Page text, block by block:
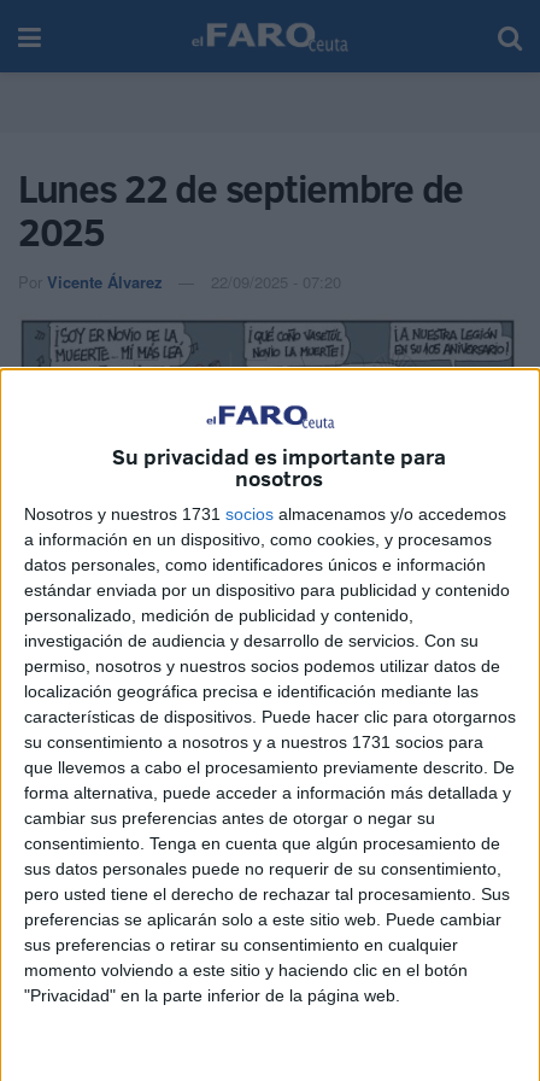
Su privacidad es importante para
nosotros
Nosotros y nuestros 1731 socios almacenamos y/o accedemos
a información en un dispositivo, como cookies, y procesamos
datos personales, como identificadores únicos e información
estándar enviada por un dispositivo para publicidad y contenido
personalizado, medición de publicidad y contenido,
investigación de audiencia y desarrollo de servicios. Con su
permiso, nosotros y nuestros socios podemos utilizar datos de
localización geográfica precisa e identificación mediante las
características de dispositivos. Puede hacer clic para otorgarnos
su consentimiento a nosotros y a nuestros 1731 socios para
que llevemos a cabo el procesamiento previamente descrito. De
forma alternativa, puede acceder a información más detallada y
cambiar sus preferencias antes de otorgar o negar su
consentimiento. Tenga en cuenta que algún procesamiento de
sus datos personales puede no requerir de su consentimiento,
pero usted tiene el derecho de rechazar tal procesamiento. Sus
preferencias se aplicarán solo a este sitio web. Puede cambiar
sus preferencias o retirar su consentimiento en cualquier
momento volviendo a este sitio y haciendo clic en el botón
"Privacidad" en la parte inferior de la página web.
Lunes 22 de septiembre de
2025
Por Vicente Álvarez 22/09/2025 - 07:20
RelatedPosts
Orgullo de un pueblo que nunca pierde
su humanidad
HACE 7 MINUTOS
Aplazado el amistoso entre el Ittihad de
Tánger y el FC Barcelona
HACE 30 MINUTOS
El PP denuncia en el Parlamento Europeo
la "inacción" de Sánchez ante la crisis de
Ceuta
Preocupación por las fotos de menores